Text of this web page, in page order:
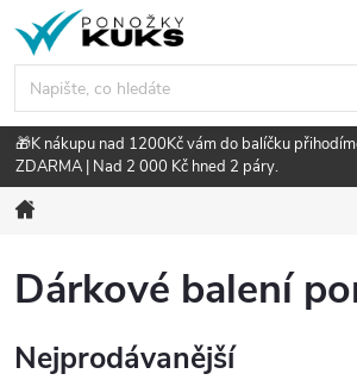
obsah
🎁K nákupu nad 1200Kč vám do balíčku
ZDARMA | Nad 2 000 Kč hned 2 páry.
Dárkové balení
Nejprodávanější